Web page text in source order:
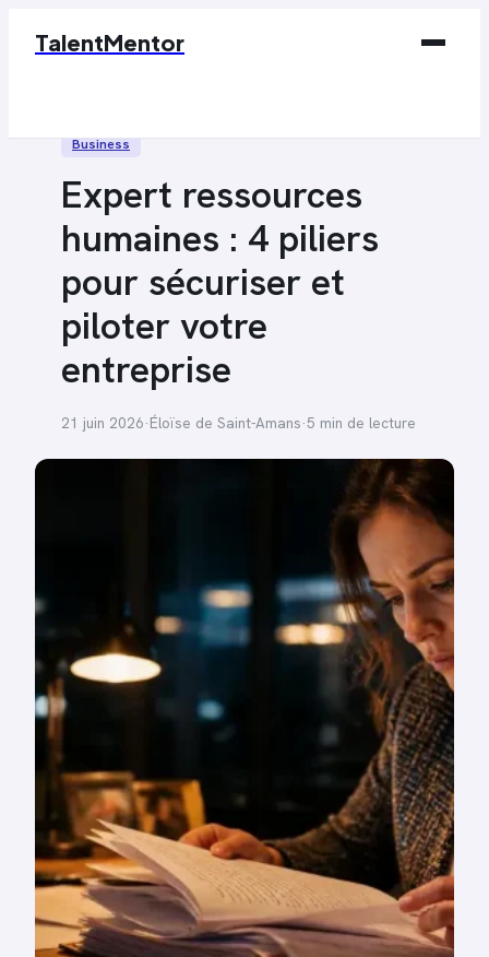
TalentMentor
Tech
Business
Expert ressources
humaines : 4 piliers
pour sécuriser et
piloter votre
entreprise
21 juin 2026·Éloïse de Saint-Amans·5 min de lecture